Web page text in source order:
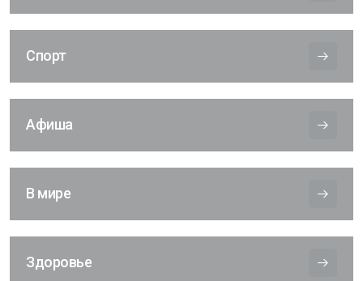
Спорт
Афиша
В мире
Здоровье